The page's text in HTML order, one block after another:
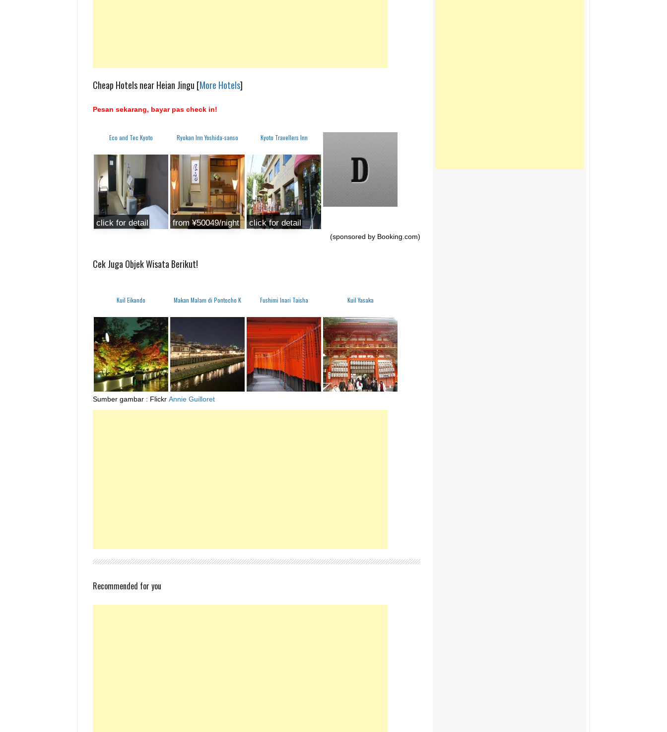
Cheap Hotels near Heian Jingu [More Hotels]
Pesan sekarang, bayar pas check in!
Eco and Tec Kyoto
click for detail
Ryokan Inn Yoshida-sanso
from ¥50049/night
Kyoto Travellers Inn
click for detail
(sponsored by Booking.com)
Cek Juga Objek Wisata Berikut!
Kuil Eikando Makan Malam di Pontocho K Fushimi Inari Taisha Kuil Yasaka
Sumber gambar : Flickr Annie Guilloret
Recommended for you